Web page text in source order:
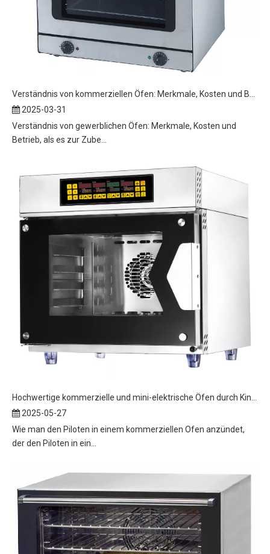
2025-03-31
Verständnis von gewerblichen Öfen: Merkmale, Kosten und
Betrieb, als es zur Zube...
Hochwertige kommerzielle und mini-elektrische Öfen durch Kinakeleistung
2025-05-27
Wie man den Piloten in einem kommerziellen Ofen anzündet,
der den Piloten in ein...